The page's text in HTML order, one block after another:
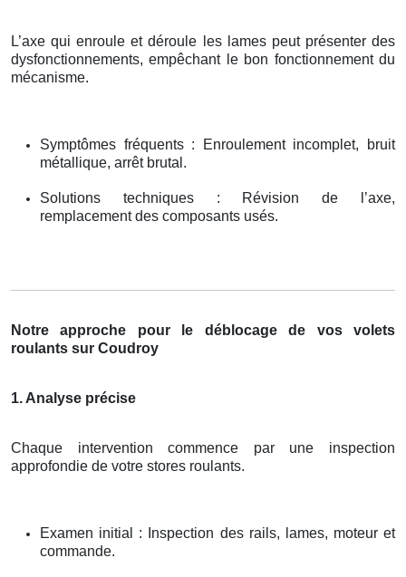
L’axe qui enroule et déroule les lames peut présenter des
dysfonctionnements, empêchant le bon fonctionnement du
mécanisme.
Symptômes fréquents : Enroulement incomplet, bruit
métallique, arrêt brutal.
Solutions techniques : Révision de l’axe,
remplacement des composants usés.
Notre approche pour le déblocage de vos volets
roulants sur Coudroy
1. Analyse précise
Chaque intervention commence par une inspection
approfondie de votre stores roulants.
Examen initial : Inspection des rails, lames, moteur et
commande.